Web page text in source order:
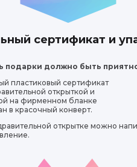
класс по изготовлению
и создания
этапе работы. В конце мы
сертификат и
подарки должно быть
пластиковый сертификат
открыткой и
на фирменном бланке
в красочный конверт.
открытке можно